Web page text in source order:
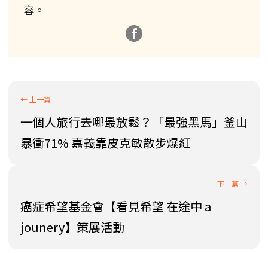
容。
一個人旅行去哪最放鬆？「最強黑馬」釜山
暴衝71% 嘉義靠皮克敏散步爆紅
癌症希望基金會【看見希望 在途中 a
jounery】策展活動